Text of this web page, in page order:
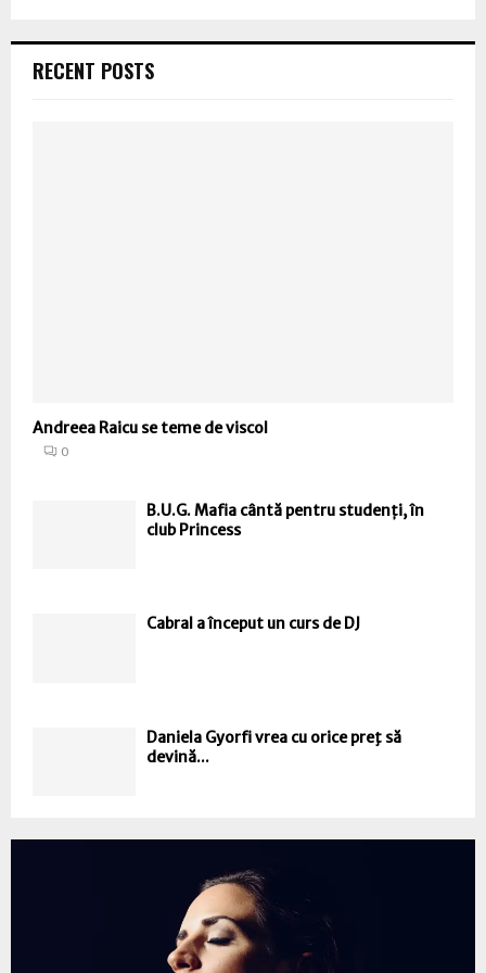
RECENT POSTS
Andreea Raicu se teme de viscol
0
B.U.G. Mafia cântă pentru studenți, în
club Princess
Cabral a început un curs de DJ
Daniela Gyorfi vrea cu orice preţ să
devină...